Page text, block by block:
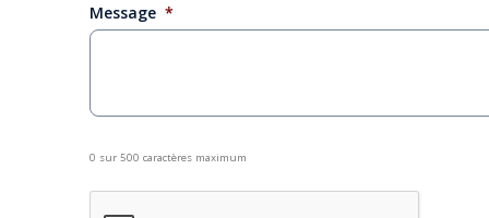
Message *
0 sur 500 caractères maximum